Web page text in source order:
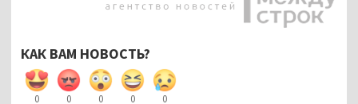
КАК ВАМ НОВОСТЬ?
0 0 0 0 0